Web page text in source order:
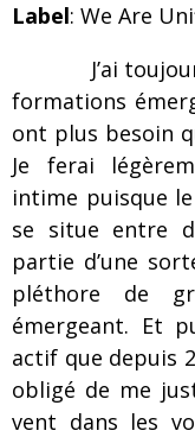
Label: We Are
J’ai toujours
formations
ont plus besoin
Je ferai
intime puisque
se situe entre
partie d’une
pléthore de
émergeant. Et
actif que depuis
obligé de me
vent dans les